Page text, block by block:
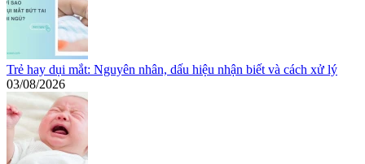
Trẻ hay dụi mắt: Nguyên nhân, dấu hiệu nhận biết và cách xử lý
03/08/2026